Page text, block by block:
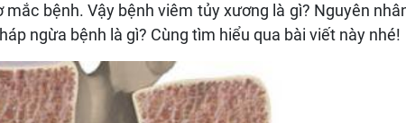
bệnh. Vậy bệnh viêm tủy xương là gì? Nguyên
ngừa bệnh là gì? Cùng tìm hiểu qua bài viết này nhé!